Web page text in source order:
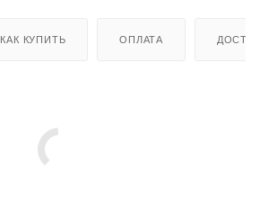
КАК КУПИТЬ ОПЛАТА